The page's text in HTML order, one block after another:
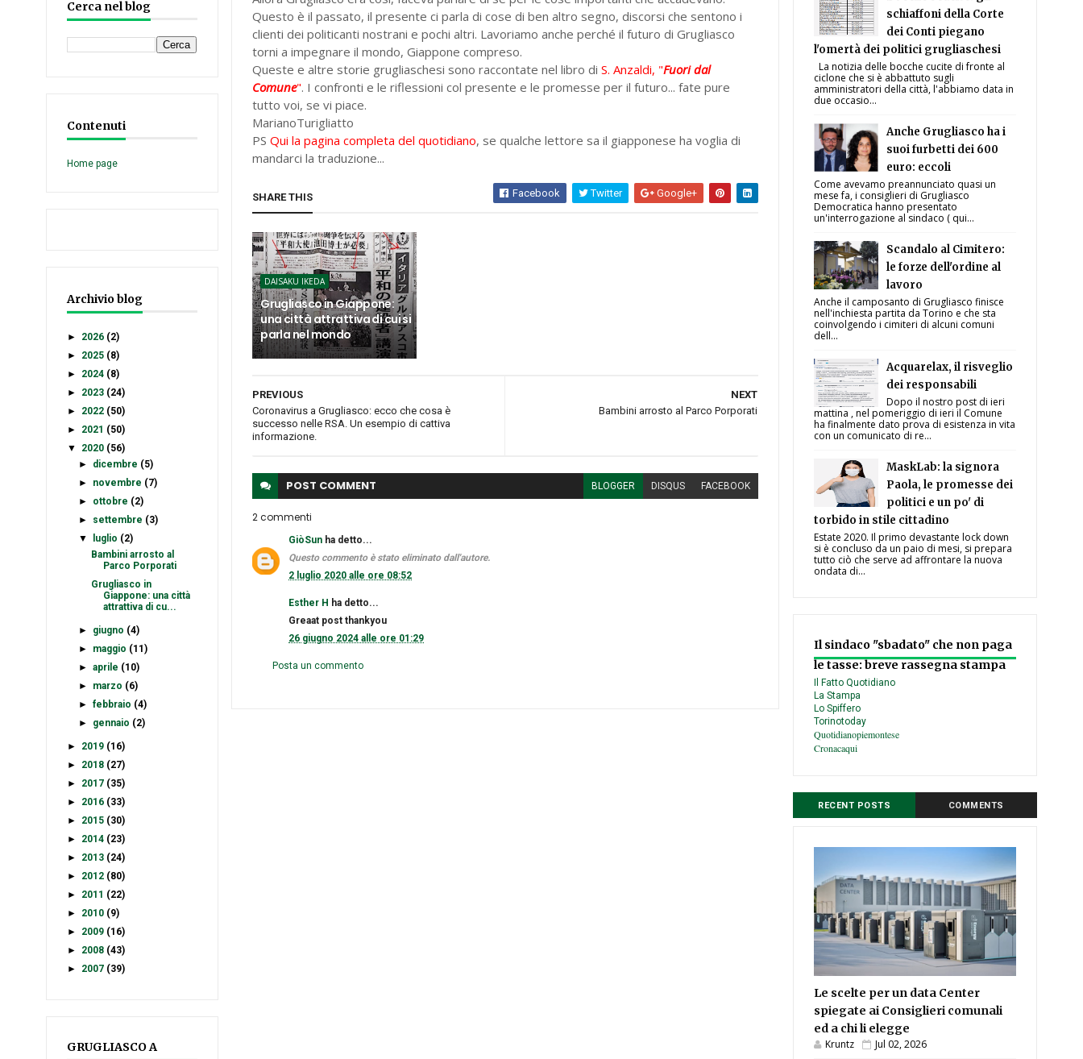
Cerca nel blog
Contenuti
Home page
Archivio blog
► 2026 (2)
► 2025 (8)
► 2024 (8)
► 2023 (24)
► 2022 (50)
► 2021 (50)
▼
2020 (56)
► dicembre (5)
► novembre (7)
► ottobre (2)
► settembre (3)
▼
luglio (2)
Bambini arrosto al
Parco Porporati
Grugliasco in
Giappone: una città
attrattiva di cu...
► giugno (4)
► maggio (11)
►aprile (10)
► marzo (6)
►febbraio (4)
► gennaio (2)
► 2019 (16)
► 2018 (27)
► 2017 (35)
► 2016 (33)
► 2015 (30)
► 2014 (23)
► 2013 (24)
► 2012 (80)
► 2011 (22)
► 2010 (9)
► 2009 (16)
► 2008 (43)
► 2007 (39)
GRUGLIASCO A
Questo è il passato, il presente ci parla di cose di ben altro segno, discorsi che sentono i
clienti dei politicanti nostrani e pochi altri. Lavoriamo anche perché il futuro di Grugliasco
torni a impegnare il mondo, Giappone compreso.
Queste e altre storie grugliaschesi sono raccontate nel libro diS. Anzaldi, "Fuori dal
Comune". I confronti e le riflessioni col presente e le promesse per il futuro... fate pure
tutto voi, se vi piace.
MarianoTurigliatto
PSQui la pagina completa del quotidiano, se qualche lettore sa il giapponese ha voglia di
mandarci la traduzione...
SHARE THIS Facebook Twitter Google+
DAISAKU IKEDA
Grugliasco in Giappone:
una città attrattiva di cui si
parla nel mondo
NEXT
Bambini arrosto al Parco Porporati
PREVIOUS
Coronavirus a Grugliasco: ecco che cosa è
successo nelle RSA. Un esempio di cattiva
informazione.
POST COMMENT BLOGGER DISQUS FACEBOOK
2 commenti
GiòSun ha detto...
Questo commento è stato eliminato dall'autore.
2 luglio 2020 alle ore 08:52
Esther H ha detto...
Greaat post thankyou
26 giugno 2024 alle ore 01:29
Posta un commento
schiaffoni della Corte
dei Conti piegano
l'omertà dei politici grugliaschesi
La notizia delle bocche cucite di fronte al
ciclone che si è abbattuto sugli
amministratori della città, l'abbiamo data in
due occasio...
Anche Grugliasco ha i
suoi furbetti dei 600
euro: eccoli
Come avevamo preannunciato quasi un
mese fa, i consiglieri di Grugliasco
Democratica hanno presentato
un'interrogazione al sindaco ( qui...
Scandalo al Cimitero:
le forze dell'ordine al
lavoro
Anche il camposanto di Grugliasco finisce
nell'inchiesta partita da Torino e che sta
coinvolgendo i cimiteri di alcuni comuni
dell...
Acquarelax, il risveglio
dei responsabili
Dopo il nostro post di ieri
mattina , nel pomeriggio di ieri il Comune
ha finalmente dato prova di esistenza in vita
con un comunicato di re...
MaskLab: la signora
Paola, le promesse dei
politici e un po' di
torbido in stile cittadino
Estate 2020. Il primo devastante lock down
si è concluso da un paio di mesi, si prepara
tutto ciò che serve ad affrontare la nuova
ondata di...
Il sindaco "sbadato" che non paga
le tasse: breve rassegna stampa
Il Fatto Quotidiano
La Stampa
Lo Spiffero
Torinotoday
Quotidianopiemontese
Cronacaqui
RECENT POSTS COMMENTS
Le scelte per un data Center
spiegate ai Consiglieri comunali
ed a chi li elegge
Kruntz Jul 02, 2026